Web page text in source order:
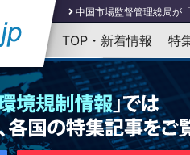
中国市場監督管理総局が
コロンビア、充電プラグを含
バイデン米大統領、クリ
英政府、2050年までに世
EU ELV指令改正：公開
TOP・新着情報 特